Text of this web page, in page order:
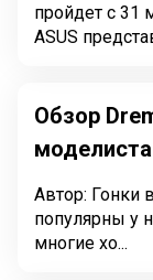
пройдет с 31
ASUS
Обзор
моделиста
Автор: Гонки в Формуле-1 или на картах очень
популярны у
многие хо...